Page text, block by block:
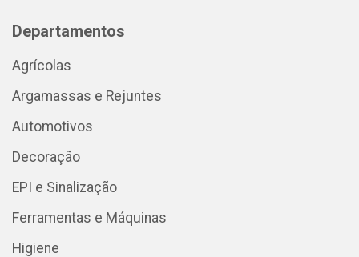
Departamentos
Agrícolas
Argamassas e Rejuntes
Automotivos
Decoração
EPI e Sinalização
Ferramentas e Máquinas
Higiene